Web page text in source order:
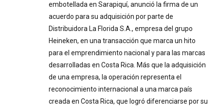
embotellada en Sarapiquí, anunció la firma de un
acuerdo para su adquisición por parte de
Distribuidora La Florida S.A., empresa del grupo
Heineken, en una transacción que marca un hito
para el emprendimiento nacional y para las marcas
desarrolladas en Costa Rica. Más que la adquisición
de una empresa, la operación representa el
reconocimiento internacional a una marca país
creada en Costa Rica, que logró diferenciarse por su